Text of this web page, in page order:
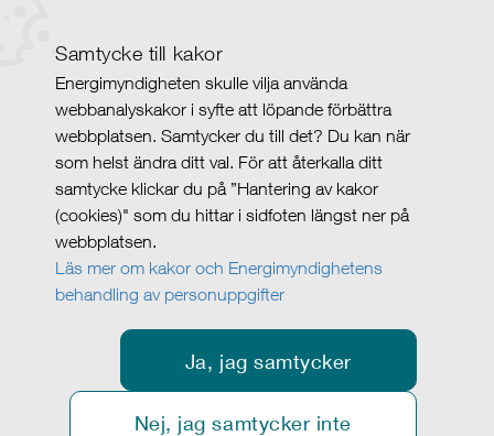
Samtycke till kakor
Energimyndigheten skulle vilja använda
webbanalyskakor i syfte att löpande förbättra
webbplatsen. Samtycker du till det? Du kan när
som helst ändra ditt val. För att återkalla ditt
samtycke klickar du på ”Hantering av kakor
(cookies)" som du hittar i sidfoten längst ner på
webbplatsen.
Läs mer om kakor och Energimyndighetens
behandling av personuppgifter
Ja, jag samtycker
Nej, jag samtycker inte